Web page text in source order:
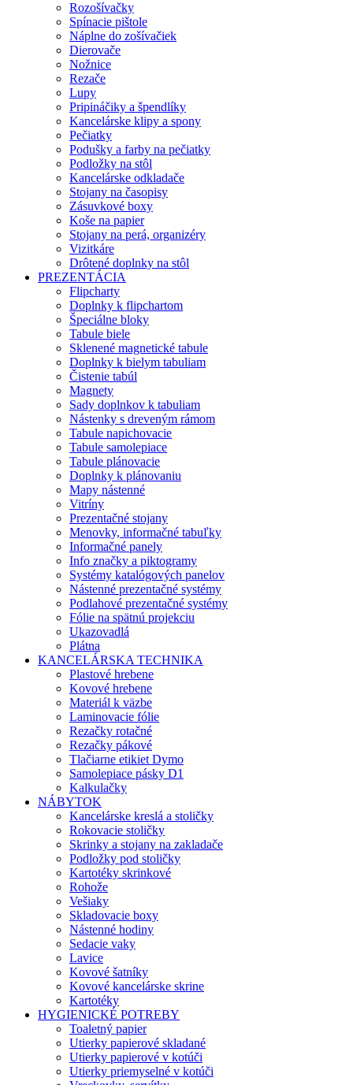
Rozošívačky
Spínacie pištole
Náplne do zošívačiek
Dierovače
Nožnice
Rezače
Lupy
Pripináčiky a špendlíky
Kancelárske klipy a spony
Pečiatky
Podušky a farby na pečiatky
Podložky na stôl
Kancelárske odkladače
Stojany na časopisy
Zásuvkové boxy
Koše na papier
Stojany na perá, organizéry
Vizitkáre
Drôtené doplnky na stôl
PREZENTÁCIA
Flipcharty
Doplnky k flipchartom
Špeciálne bloky
Tabule biele
Sklenené magnetické tabule
Doplnky k bielym tabuliam
Čistenie tabúl
Magnety
Sady doplnkov k tabuliam
Nástenky s dreveným rámom
Tabule napichovacie
Tabule samolepiace
Tabule plánovacie
Doplnky k plánovaniu
Mapy nástenné
Vitríny
Prezentačné stojany
Menovky, informačné tabuľky
Informačné panely
Info značky a piktogramy
Systémy katalógových panelov
Nástenné prezentačné systémy
Podlahové prezentačné systémy
Fólie na spätnú projekciu
Ukazovadlá
Plátna
KANCELÁRSKA TECHNIKA
Plastové hrebene
Kovové hrebene
Materiál k väzbe
Laminovacie fólie
Rezačky rotačné
Rezačky pákové
Tlačiarne etikiet Dymo
Samolepiace pásky D1
Kalkulačky
NÁBYTOK
Kancelárske kreslá a stoličky
Rokovacie stoličky
Skrinky a stojany na zakladače
Podložky pod stoličky
Kartotéky skrinkové
Rohože
Vešiaky
Skladovacie boxy
Nástenné hodiny
Sedacie vaky
Lavice
Kovové šatníky
Kovové kancelárske skrine
Kartotéky
HYGIENICKÉ POTREBY
Toaletný papier
Utierky papierové skladané
Utierky papierové v kotúči
Utierky priemyselné v kotúči